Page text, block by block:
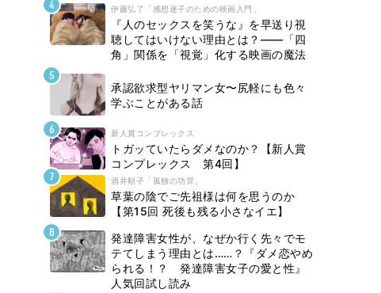
伊藤弘了「感想迷子のための映画入門」
『人のセックスを笑うな』を早送り視
聴してはいけない理由とは？――「四
角」関係を「視覚」化する映画の魔法
承認欲求型ヤリマン女〜尻軽にも色々
学ぶことがある話
新人賞コンプレックス
トガッていたらダメなのか？【新人賞
コンプレックス 第4回】
酒井順子「孤独の功罪」
草葉の陰でご先祖様は何を思うのか
【第15回 死後も残る小さなイエ】
発達障害女性が、なぜか行く先々でモ
テてしまう理由とは……？『ダメ恋やめ
られる！？ 発達障害女子の愛と性』
人気回試し読み